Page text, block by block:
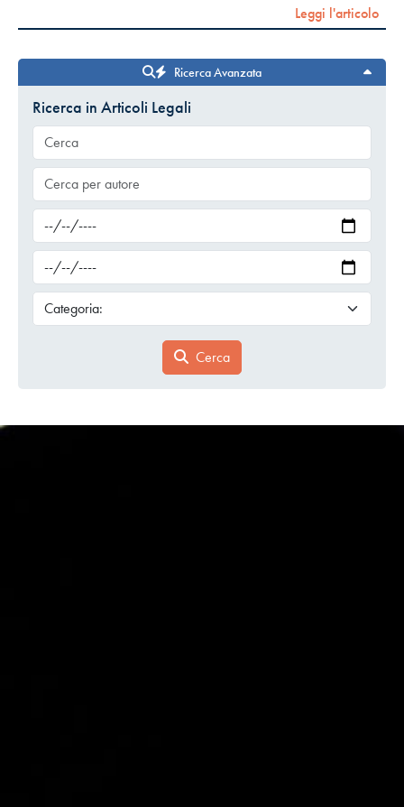
Leggi l'articolo
Ricerca Avanzata
Ricerca in Articoli Legali
Cerca